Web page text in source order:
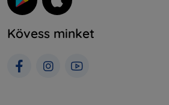
Kövess minket